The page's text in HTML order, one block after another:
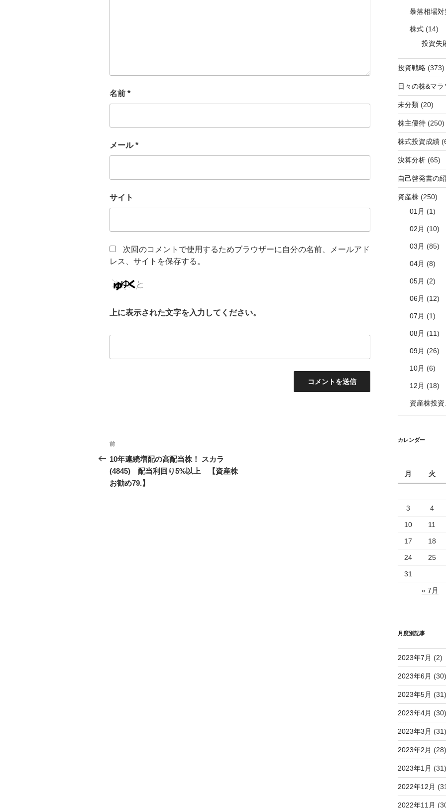
名前 *
メール*
サイト
次回のコメントで使用するためブラウザーに自分の名前、メールアド
レス、サイトを保存する。
上に表示された文字を入力してください。
投
稿
ナ
前
の
投
稿
前
10年連続増配の高配当株！ スカラ
(4845) 配当利回り5%以上 【資産株
お勧め79.】
暴落相場対
株式(14)
投資失
投資戦略(373)
日々の株&マ
未分類(20)
株主優待(250)
株式投資成績
決算分析(65)
自己啓発書の
資産株(250)
01月 (1)
02月 (10)
03月 (85)
04月 (8)
05月 (2)
06月 (12)
07月 (1)
08月 (11)
09月 (26)
10月 (6)
12月 (18)
資産株投資
カレンダー
月
火
3 4
10 11
17 18
24 25
31
« 7月
月度別記事
2023年7月 (2)
2023年6月 (30)
2023年5月 (31)
2023年4月 (30)
2023年3月 (31)
2023年2月 (28)
2023年1月 (31)
2022年12月
2022年11月